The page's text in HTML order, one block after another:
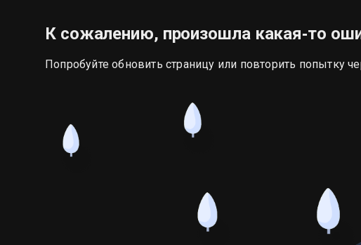
К сожалению, произошла какая‑то
Попробуйте обновить страницу или повторить попытку